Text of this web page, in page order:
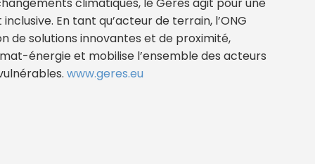
En tant qu’acteur de terrain, l’ONG
de solutions innovantes et de proximité,
énergie et mobilise l’ensemble des acteurs
www.geres.eu